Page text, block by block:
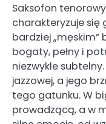
Saksofon
charakteryzuje się
bardziej „męskim”
bogaty, pełny i
niezwykle
jazzowej, a jego
tego gatunku. W
prowadzącą, a w